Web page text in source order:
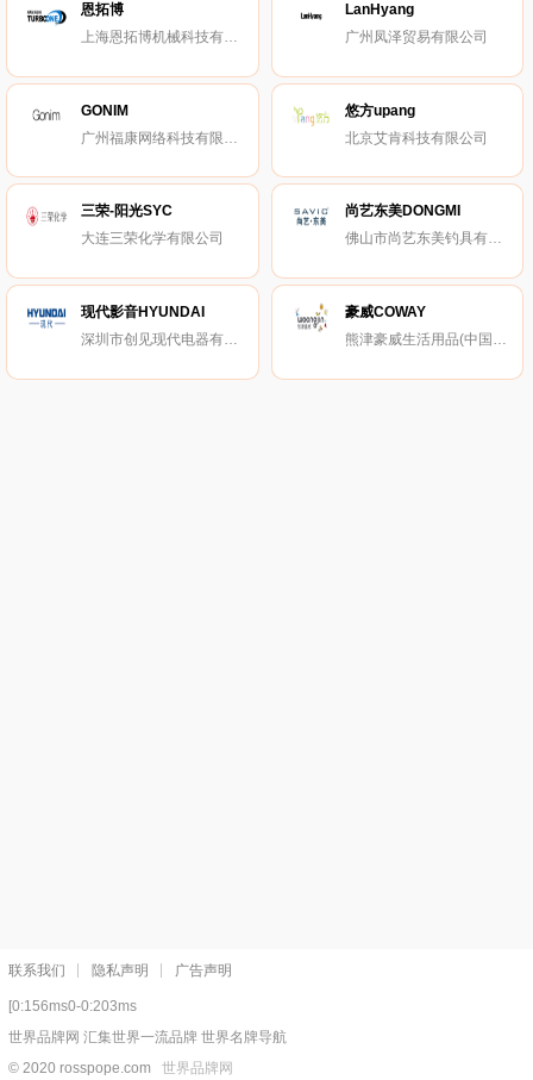
恩拓博
上海恩拓博机械科技有限公司
LanHyang
广州凤泽贸易有限公司
GONIM
悠方upang
北京艾肯科技有限公司
三荣-阳光SYC
大连三荣化学有限公司
尚艺东美DONGMI
佛山市尚艺东美钓具有限公司
现代影音HYUNDAI
深圳市创见现代电器有限公司
豪威COWAY
熊津豪威生活用品(中国)有限公司
联系我们 隐私声明 广告声明
[0:156ms0-0:203ms
世界品牌网 汇集世界一流品牌 世界名牌导航
© 2020 rosspope.com 世界品牌网